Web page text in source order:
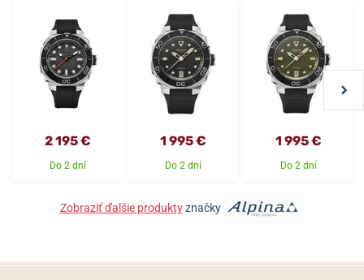
2 195 €
Do 2 dní
1 995 €
Do 2 dní
1 995 €
Do 2 dní
Zobraziť ďalšie produktyznačky